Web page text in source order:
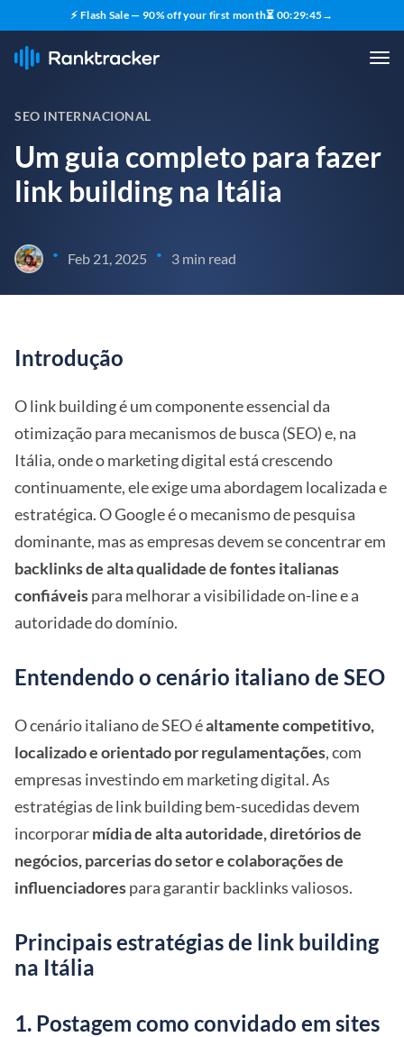
⚡ Flash Sale — 90% off your first month⏳ 00:29:44→
SEO INTERNACIONAL
Um guia completo para fazer
link building na Itália
• Feb 21, 2025 • 3 min read
Introdução
O link building é um componente essencial da
otimização para mecanismos de busca (SEO) e, na
Itália, onde o marketing digital está crescendo
continuamente, ele exige uma abordagem localizada e
estratégica. O Google é o mecanismo de pesquisa
dominante, mas as empresas devem se concentrar em
backlinks de alta qualidade de fontes italianas
confiáveispara melhorar a visibilidade on-line e a
autoridade do domínio.
Entendendo o cenário italiano de SEO
O cenário italiano de SEO éaltamente competitivo,
localizado e orientado por regulamentações, com
empresas investindo em marketing digital. As
estratégias de link building bem-sucedidas devem
incorporarmídia de alta autoridade, diretórios de
negócios, parcerias do setor e colaborações de
influenciadorespara garantir backlinks valiosos.
Principais estratégias de link building
na Itália
1. Postagem como convidado em sites